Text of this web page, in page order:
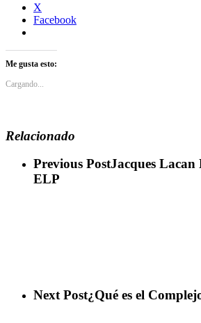
X
Facebook
Me gusta esto:
Cargando...
Relacionado
Previous PostJacques Lacan
ELP
Next Post¿Qué es el